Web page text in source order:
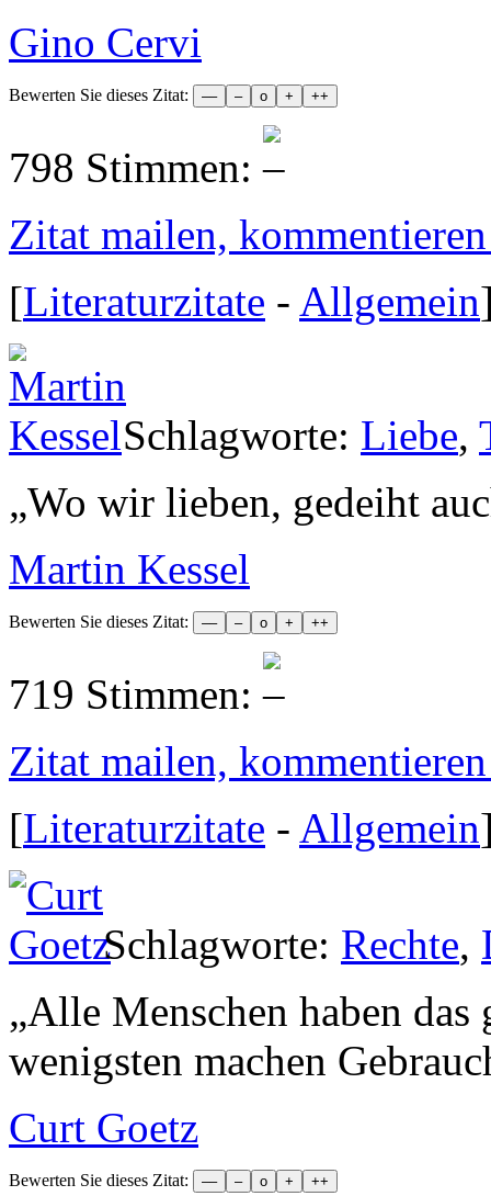
Gino Cervi
Bewerten Sie dieses Zitat:
798 Stimmen:
Zitat mailen,
[Literaturzitate - Allgemein
Schlagworte: Liebe,
„Wo wir lieben, gedeiht
Martin Kessel
Bewerten Sie dieses Zitat:
719 Stimmen:
Zitat mailen,
[Literaturzitate - Allgemein
Schlagworte: Rechte,
„Alle Menschen haben das
wenigsten machen
Curt Goetz
Bewerten Sie dieses Zitat: